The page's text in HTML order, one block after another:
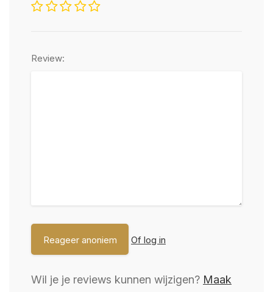
Review:
Of log in
Wil je je reviews kunnen wijzigen? Maak